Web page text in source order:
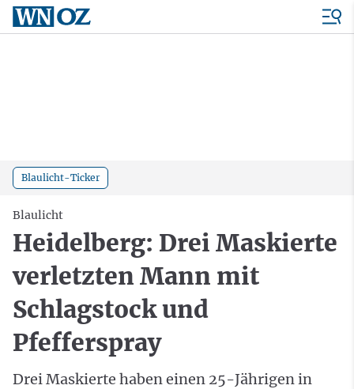
Blaulicht-Ticker
Blaulicht
Heidelberg: Drei Maskierte
verletzten Mann mit
Schlagstock und
Pfefferspray
Drei Maskierte haben einen 25-Jährigen in